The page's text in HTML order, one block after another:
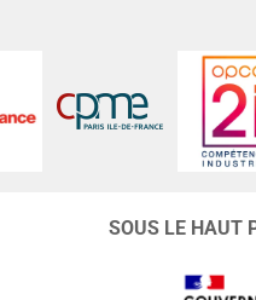
SOUS LE HAUT